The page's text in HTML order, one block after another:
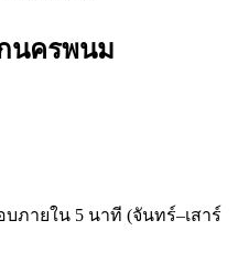
นครพนม
ภายใน 5 นาที (จันทร์–เสาร์